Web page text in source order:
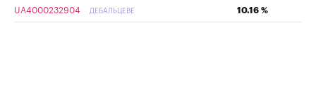
UA4000232904 ДЕБАЛЬЦЕВЕ 10.16 %